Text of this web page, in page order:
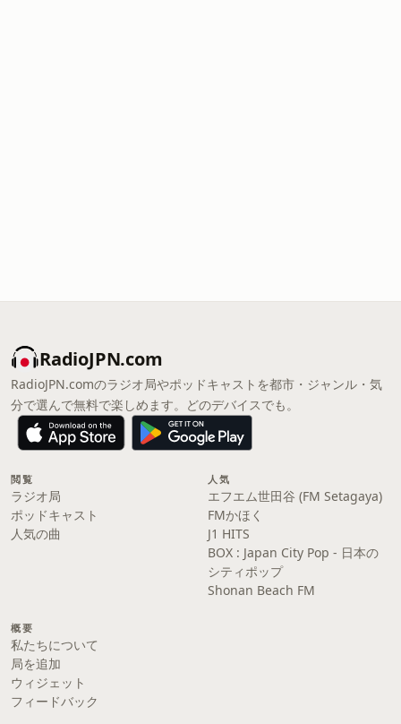
RadioJPN.com
RadioJPN.comのラジオ局やポッドキャストを都市・ジャンル・気
分で選んで無料で楽しめます。どのデバイスでも。
閲覧
ラジオ局
ポッドキャスト
人気の曲
人気
エフエム世田谷 (FM Setagaya)
FMかほく
J1 HITS
BOX : Japan City Pop - 日本の
シティポップ
Shonan Beach FM
概要
私たちについて
局を追加
ウィジェット
フィードバック